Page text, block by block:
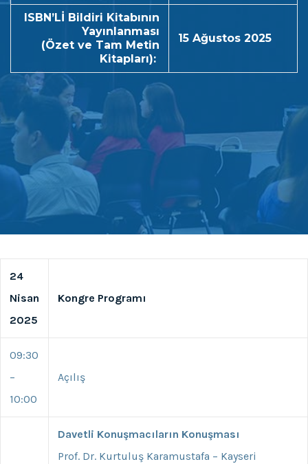
ISBN’Lİ Bildiri Kitabının
Yayınlanması
(Özet ve Tam Metin
Kitapları):
15 Ağustos 2025
24
Nisan
2025
Kongre Programı
09:30
–
10:00
Açılış
Davetli Konuşmacıların Konuşması
Prof. Dr. Kurtuluş Karamustafa – Kayseri